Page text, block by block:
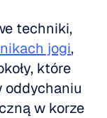
techniki,
jogi,
które
oddychaniu
w korze